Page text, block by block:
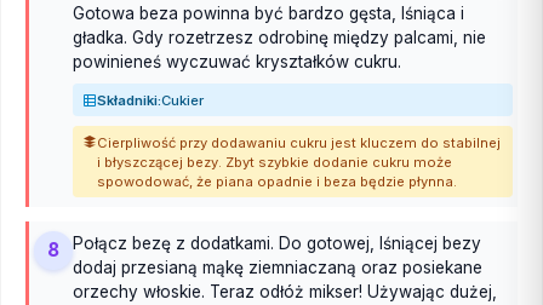
Gotowa beza powinna być bardzo gęsta, lśniąca i
gładka. Gdy rozetrzesz odrobinę między palcami, nie
powinieneś wyczuwać kryształków cukru.
Składniki:Cukier
Cierpliwość przy dodawaniu cukru jest kluczem do stabilnej
i błyszczącej bezy. Zbyt szybkie dodanie cukru może
spowodować, że piana opadnie i beza będzie płynna.
8
Połącz bezę z dodatkami. Do gotowej, lśniącej bezy
dodaj przesianą mąkę ziemniaczaną oraz posiekane
orzechy włoskie. Teraz odłóż mikser! Używając dużej,